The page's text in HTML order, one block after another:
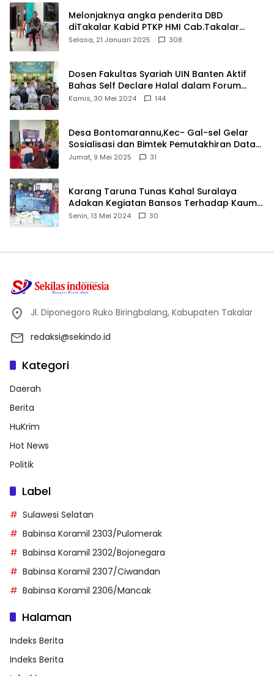
Melonjaknya angka penderita DBD
diTakalar Kabid PTKP HMI Cab.Takalar
angkat bicara
Selasa, 21 Januari 2025 308
Dosen Fakultas Syariah UIN Banten Aktif
Bahas Self Declare Halal dalam Forum
Ijtima Ulama MUI
Kamis, 30 Mei 2024 144
Desa Bontomarannu,Kec- Gal-sel Gelar
Sosialisasi dan Bimtek Pemutakhiran Data
ID
Jumat, 9 Mei 2025 31
Karang Taruna Tunas Kahal Suralaya
Adakan Kegiatan Bansos Terhadap Kaum
Dhuafa dan Anak Yatim-Piatu
Senin, 13 Mei 2024 30
Jl. Diponegoro Ruko Biringbalang, Kabupaten Takalar
redaksi@sekindo.id
Kategori
Daerah
Berita
HuKrim
Hot News
Politik
Label
Sulawesi Selatan
Babinsa Koramil 2303/Pulomerak
Babinsa Koramil 2302/Bojonegara
Babinsa Koramil 2307/Ciwandan
Babinsa Koramil 2306/Mancak
Halaman
Indeks Berita
Indeks Berita